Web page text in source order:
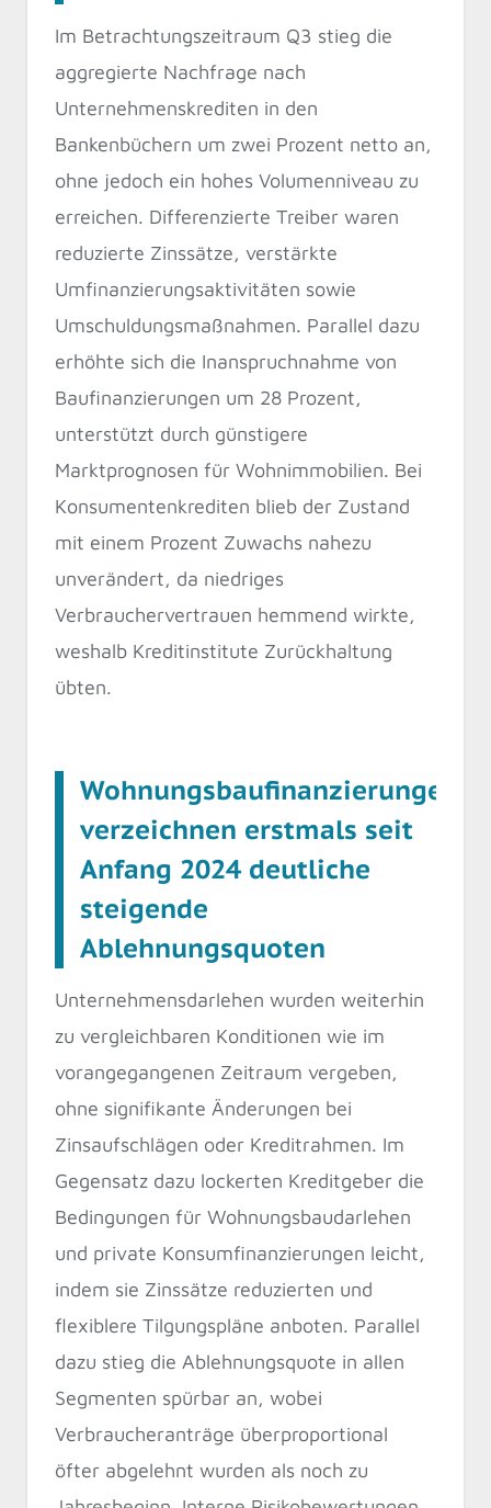
Im Betrachtungszeitraum Q3 stieg die
aggregierte Nachfrage nach
Unternehmenskrediten in den
Bankenbüchern um zwei Prozent netto an,
ohne jedoch ein hohes Volumenniveau zu
erreichen. Differenzierte Treiber waren
reduzierte Zinssätze, verstärkte
Umfinanzierungsaktivitäten sowie
Umschuldungsmaßnahmen. Parallel dazu
erhöhte sich die Inanspruchnahme von
Baufinanzierungen um 28 Prozent,
unterstützt durch günstigere
Marktprognosen für Wohnimmobilien. Bei
Konsumentenkrediten blieb der Zustand
mit einem Prozent Zuwachs nahezu
unverändert, da niedriges
Verbrauchervertrauen hemmend wirkte,
weshalb Kreditinstitute Zurückhaltung
übten.
Wohnungsbaufinanzierungen
verzeichnen erstmals seit
Anfang 2024 deutliche
steigende
Ablehnungsquoten
Unternehmensdarlehen wurden weiterhin
zu vergleichbaren Konditionen wie im
vorangegangenen Zeitraum vergeben,
ohne signifikante Änderungen bei
Zinsaufschlägen oder Kreditrahmen. Im
Gegensatz dazu lockerten Kreditgeber die
Bedingungen für Wohnungsbaudarlehen
und private Konsumfinanzierungen leicht,
indem sie Zinssätze reduzierten und
flexiblere Tilgungspläne anboten. Parallel
dazu stieg die Ablehnungsquote in allen
Segmenten spürbar an, wobei
Verbraucheranträge überproportional
öfter abgelehnt wurden als noch zu